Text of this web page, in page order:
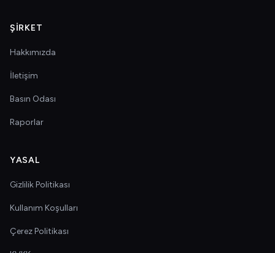
ŞIRKET
Hakkımızda
İletişim
Basın Odası
Raporlar
YASAL
Gizlilik Politikası
Kullanım Koşulları
Çerez Politikası